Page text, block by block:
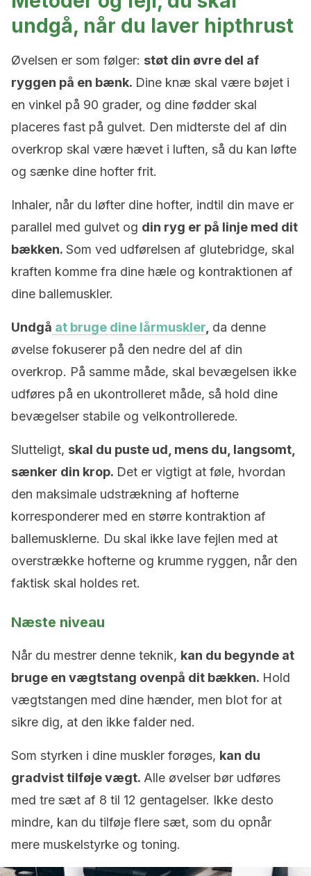
undgå, når du laver hipthrust
Øvelsen er som følger: støt din øvre del af
ryggen på en bænk. Dine knæ skal være bøjet i
en vinkel på 90 grader, og dine fødder skal
placeres fast på gulvet. Den midterste del af din
overkrop skal være hævet i luften, så du kan løfte
og sænke dine hofter frit.
Inhaler, når du løfter dine hofter, indtil din mave er
parallel med gulvet og din ryg er på linje med dit
bækken. Som ved udførelsen af glutebridge, skal
kraften komme fra dine hæle og kontraktionen af
dine ballemuskler.
Undgå at bruge dine lårmuskler da denne
øvelse fokuserer på den nedre del af din
overkrop. På samme måde, skal bevægelsen ikke
udføres på en ukontrolleret måde, så hold dine
bevægelser stabile og velkontrollerede.
Slutteligt, skal du puste ud, mens du, langsomt,
sænker din krop. Det er vigtigt at føle, hvordan
den maksimale udstrækning af hofterne
korresponderer med en større kontraktion af
ballemusklerne. Du skal ikke lave fejlen med at
overstrække hofterne og krumme ryggen, når den
faktisk skal holdes ret.
Næste niveau
Når du mestrer denne teknik, kan du begynde at
bruge en vægtstang ovenpå dit bækken. Hold
vægtstangen med dine hænder, men blot for at
sikre dig, at den ikke falder ned.
Som styrken i dine muskler forøges, kan du
gradvist tilføje vægt. Alle øvelser bør udføres
med tre sæt af 8 til 12 gentagelser. Ikke desto
mindre, kan du tilføje flere sæt, som du opnår
mere muskelstyrke og toning.